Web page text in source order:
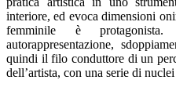
interiore, ed evoca dimensioni
femminile è
autorappresentazione,
quindi il filo conduttore di un
dell’artista, con una serie di